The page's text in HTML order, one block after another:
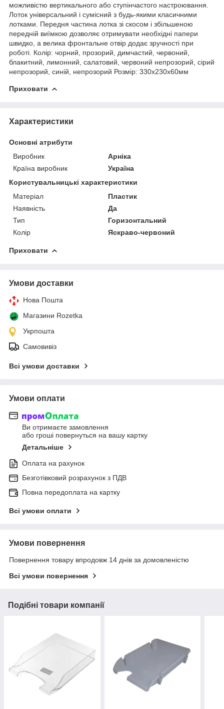
можливістю вертикального або ступінчастого настроювання.
Лоток універсальний і сумісний з будь-якими класичними
лотками. Передня частина лотка зі скосом і збільшеною
передній виїмкою дозволяє отримувати необхідні папери
швидко, а велика фронтальне отвір додає зручності при
роботі. Колір: чорний, прозорий, димчастий, червоний,
блакитний, лимонний, салатовий, червоний непрозорий, сірий
непрозорий, синій, непрозорий Розмір: 330х230х60мм
Приховати
Характеристики
Основні атрибути
Виробник
Арніка
Країна виробник
Україна
Користувальницькі характеристики
Матеріал
Пластик
Наявність
Да
Тип
Горизонтальний
Колір
Яскраво-червоний
Приховати
Умови доставки
Нова Пошта
Магазини Rozetka
Укрпошта
Самовивіз
Всі умови доставки
Умови оплати
Ви отримаєте замовлення
або гроші повернуться на вашу картку
Детальніше
Оплата на рахунок
Безготівковий розрахунок з ПДВ
Повна передоплата на картку
Всі умови оплати
Умови повернення
Повернення товару впродовж 14 днів за домовленістю
Всі умови повернення
Подібні товари компанії